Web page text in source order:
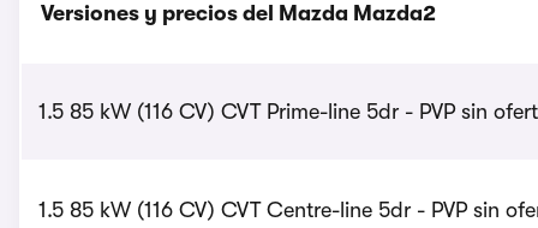
Versiones y precios del Mazda Mazda2
1.5 85 kW (116 CV) CVT Prime-line 5dr - PVP sin
1.5 85 kW (116 CV) CVT Centre-line 5dr - PVP sin